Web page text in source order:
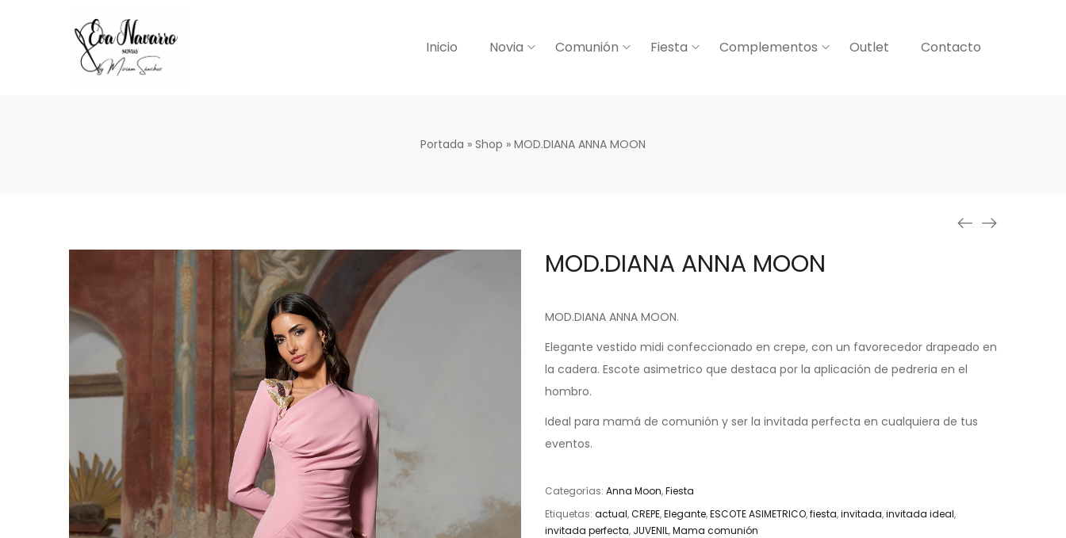
Inicio Novia Comunión Fiesta Complementos Outlet Contacto
Portada » Shop » MOD.DIANA ANNA MOON
MOD.DIANA ANNA MOON
MOD.DIANA ANNA MOON.
Elegante vestido midi confeccionado en crepe, con un favorecedor drapeado en
la cadera. Escote asimetrico que destaca por la aplicación de pedreria en el
hombro.
Ideal para mamá de comunión y ser la invitada perfecta en cualquiera de tus
eventos.
Categorías: Anna Moon,Fiesta
Etiquetas: actual,CREPE,Elegante,ESCOTE ASIMETRICO,fiesta,invitada,invitada ideal,
invitada perfecta, JUVENIL,Mama comunión